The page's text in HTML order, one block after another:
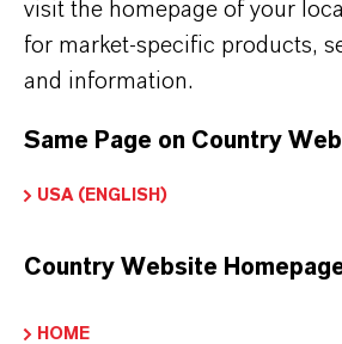
de Cor
de entrega
molar
visit the homepage of your
for market-specific products,
and information.
Same Page on Country
USA (ENGLISH)
Country Website
HOME